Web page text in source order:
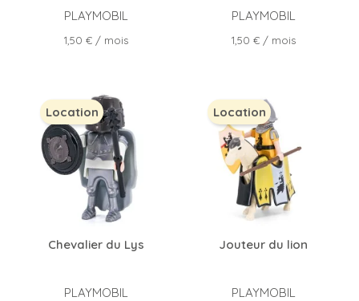
PLAYMOBIL
Prix
1,50 €/ mois
PLAYMOBIL
Prix
1,50 €/ mois
Chevalier du Lys
PLAYMOBIL
Location
Jouteur du lion
PLAYMOBIL
Location